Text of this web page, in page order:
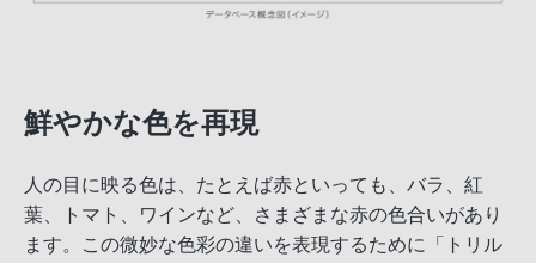
鮮やかな色を再現
人の目に映る色は、たとえば赤といっても、バラ、紅
葉、トマト、ワインなど、さまざまな赤の色合いがあり
ます。この微妙な色彩の違いを表現するために「トリル